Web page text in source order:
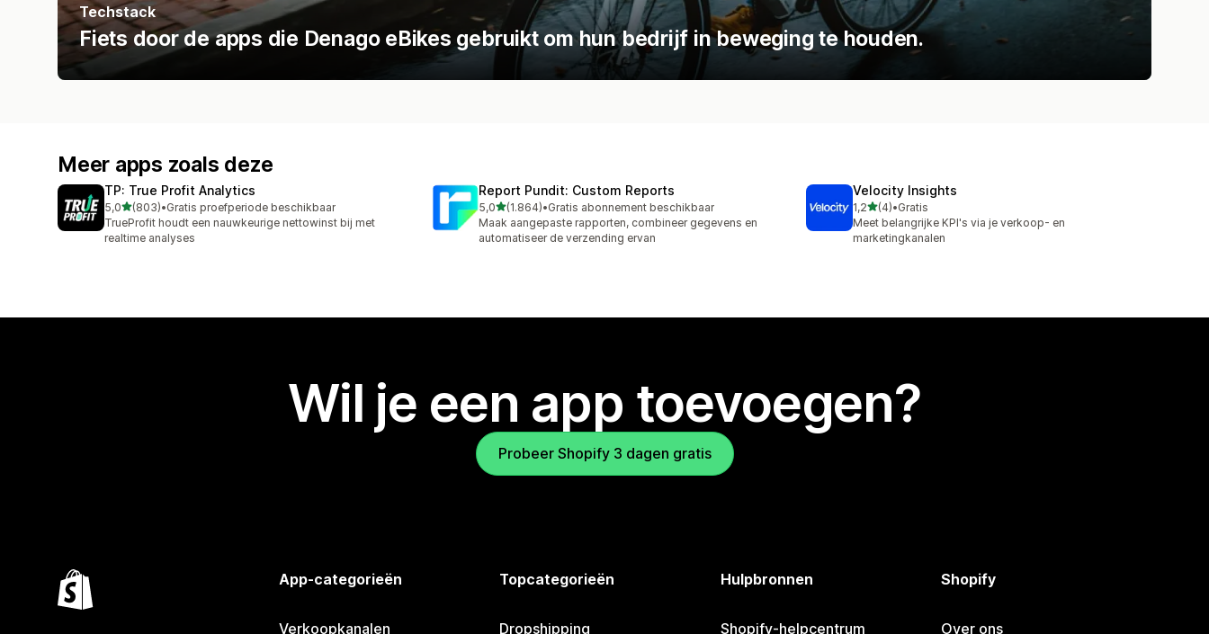
Techstack
Fiets door de apps die Denago eBikes gebruikt om hun bedrijf in beweging te houden.
Meer apps zoals deze
TP: True Profit Analytics
5,0van 5 sterren
(803)
803 recensies in totaal
•Gratis proefperiode beschikbaar
TrueProfit houdt een nauwkeurige nettowinst bij met
realtime analyses
Report Pundit: Custom Reports
5,0van 5 sterren
(1.864)
1864 recensies in totaal
•Gratis abonnement beschikbaar
Maak aangepaste rapporten, combineer gegevens en
automatiseer de verzending ervan
Velocity Insights
1,2van 5 sterren
(4)
4 recensies in totaal
•Gratis
Meet belangrijke KPI's via je verkoop- en
marketingkanalen
Wil je een app toevoegen?
Probeer Shopify 3 dagen gratis
App-categorieën
Verkoopkanalen
Topcategorieën
Dropshipping
Hulpbronnen
Shopify-helpcentrum
Shopify
Over ons